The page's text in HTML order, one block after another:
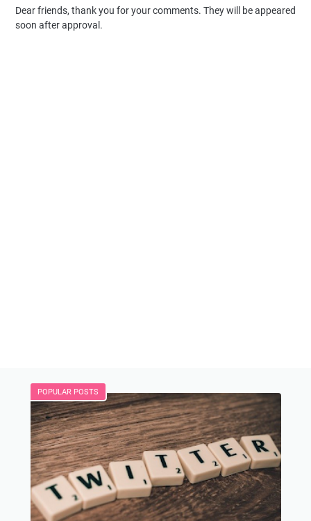
Dear friends, thank you for your comments. They will be appeared
soon after approval.
POPULAR POSTS